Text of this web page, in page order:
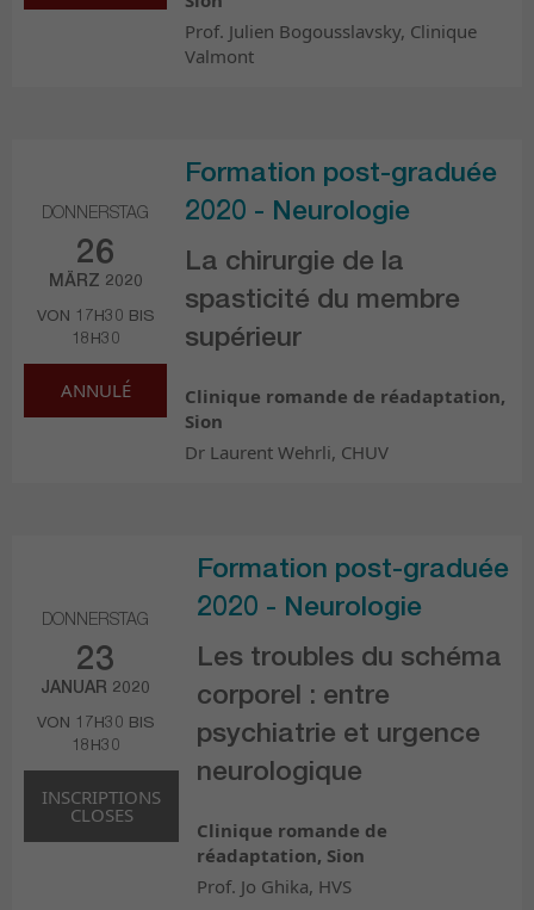
Prof. Julien Bogousslavsky, Clinique
Valmont
DONNERSTAG
26
MÄRZ 2020
VON 17H30 BIS
18H30
ANNULÉ
Formation post-graduée
2020 - Neurologie
La chirurgie de la
spasticité du membre
supérieur
Clinique romande de réadaptation,
Sion
Dr Laurent Wehrli, CHUV
DONNERSTAG
23
JANUAR 2020
VON 17H30 BIS
18H30
INSCRIPTIONS
CLOSES
Formation post-graduée
2020 - Neurologie
Les troubles du schéma
corporel : entre
psychiatrie et urgence
neurologique
Clinique romande de
réadaptation, Sion
Prof. Jo Ghika, HVS